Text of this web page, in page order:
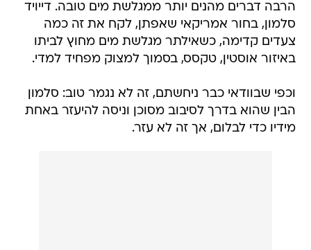
הרבה דברים מהנים יותר ממגלשת מים טובה. דייויד
סלמון, בחור אמריקאי שאפתן, לקח את זה כמה
צעדים קדימה, כשאילתר מגלשת מים מחוץ לביתו
באיזור אוסטין, טקסס, בסמוך למצוק מפחיד למדי.
וכפי שבוודאי כבר ניחשתם, זה לא נגמר טוב: סלמון
הבין שהוא בדרך לסיבוב מסוכן וניסה להיעזר באחת
מידיו כדי לבלום, אך זה לא עזר.